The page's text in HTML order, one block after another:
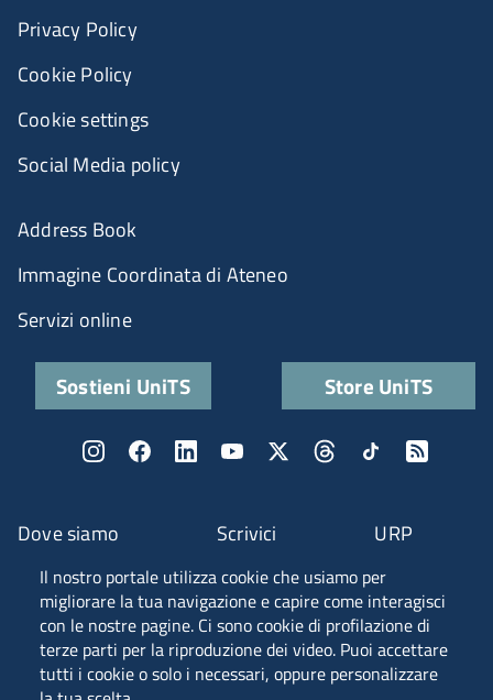
Il nostro portale utilizza cookie che usiamo per
migliorare la tua navigazione e capire come interagisci
con le nostre pagine. Ci sono cookie di profilazione di
terze parti per la riproduzione dei video. Puoi accettare
tutti i cookie o solo i necessari, oppure personalizzare
Piazzale Europa, 1 - 34127 - Trieste, Italia -
Fascia A ANVUR
Dove siamo Scrivici URP
Privacy Policy
Cookie Policy
Cookie settings
Social Media policy
Address Book
Immagine Coordinata di Ateneo
Servizi online
Sostieni UniTS Store UniTS